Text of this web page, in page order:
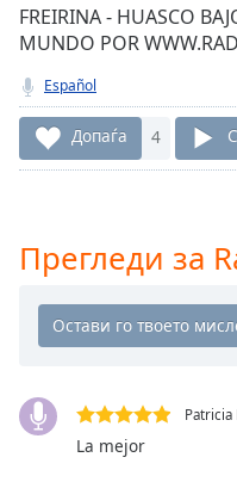
currently
behind
liveLIVE
Remaining
Time-
Chapters
Chapters
descriptions
off
FREIRINA - HUASCO
MUNDO POR
Español
Допаѓа 4
Прегледи за
Patricia
La mejor